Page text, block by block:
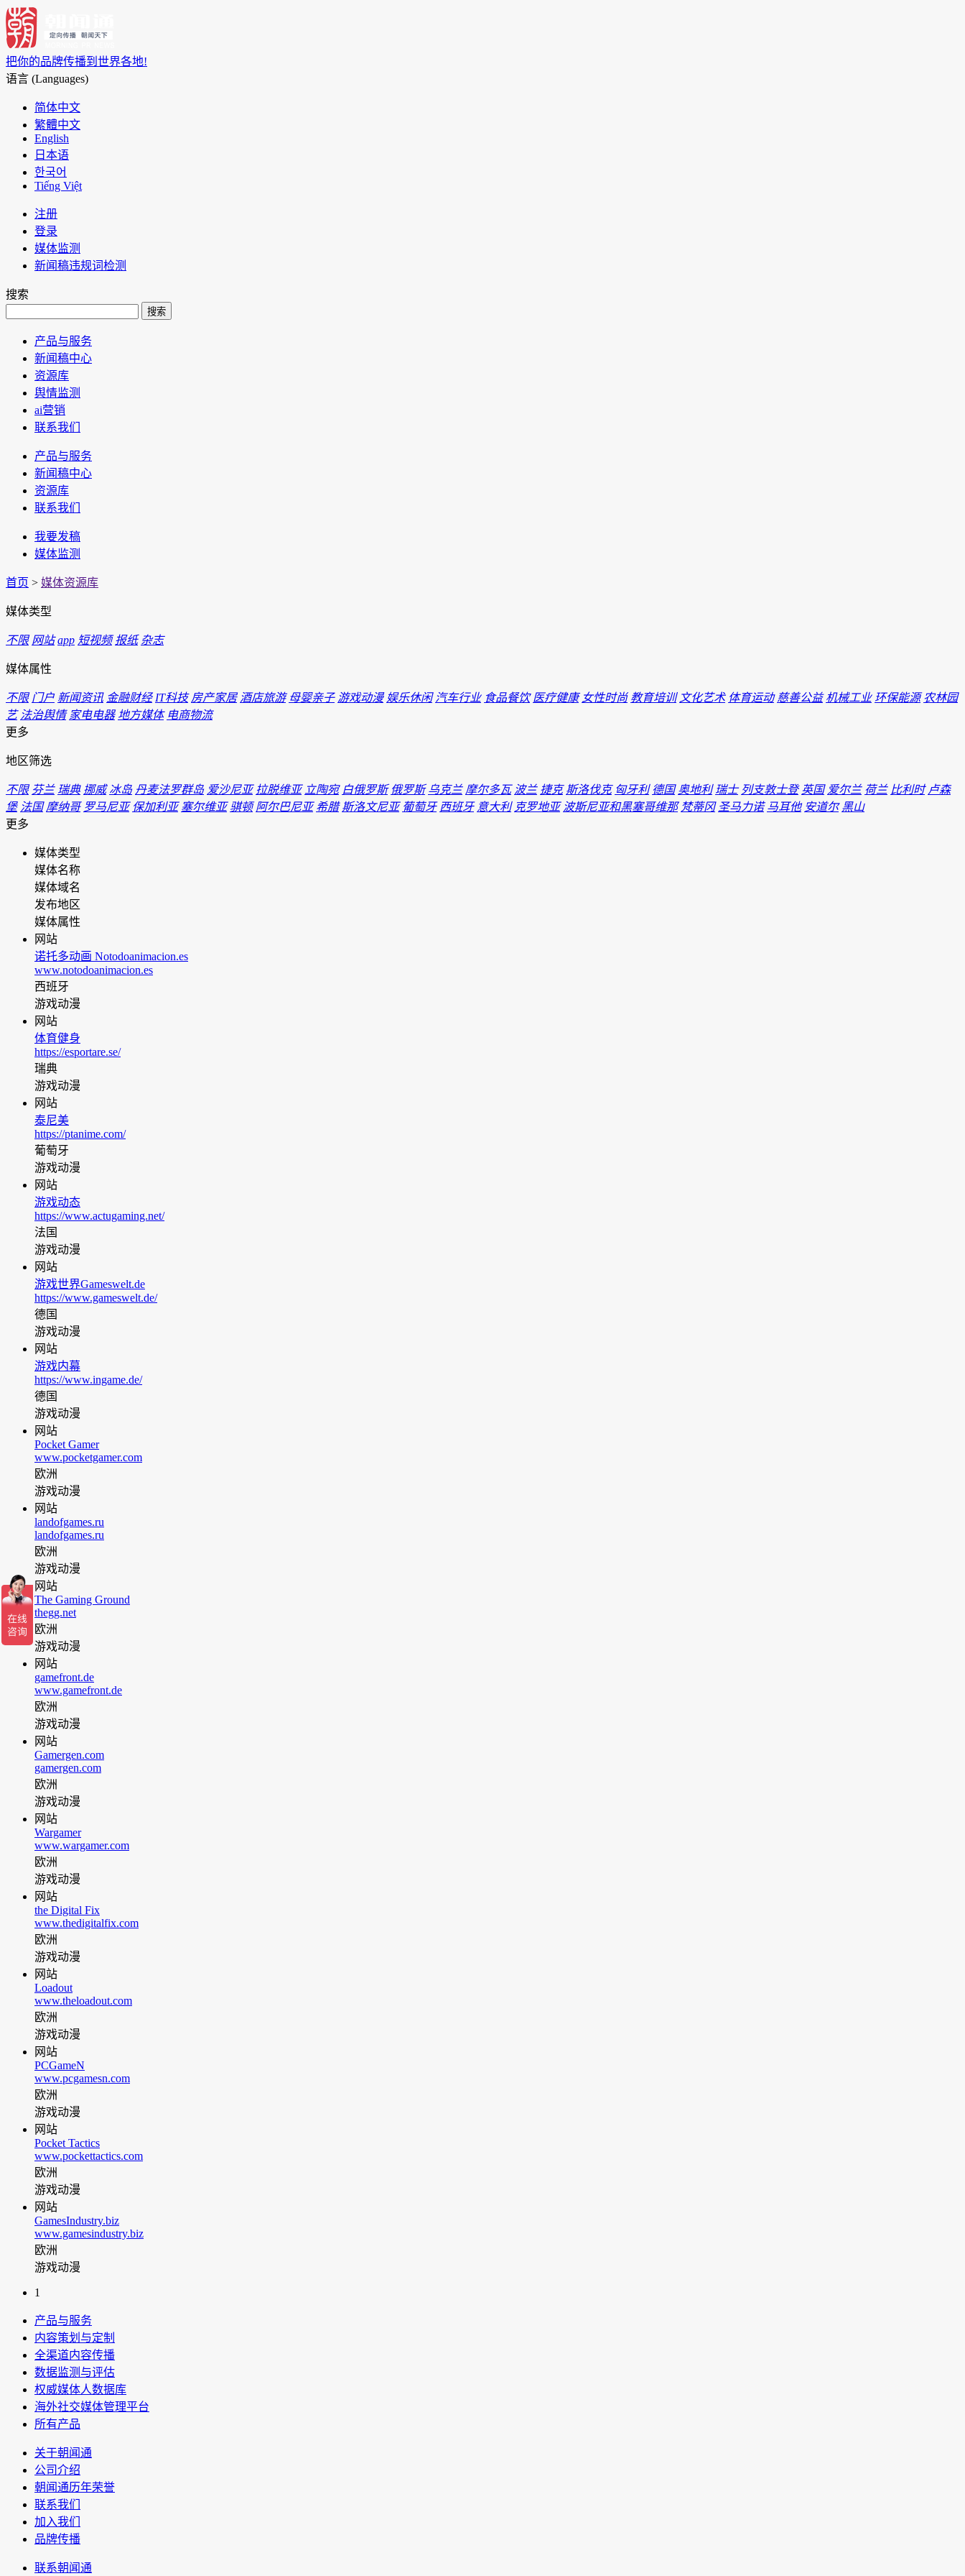
把你的品牌传播到世界各地!
语言 (Languages)
简体中文
繁體中文
English
日本语
한국어
Tiếng Việt
注册
登录
媒体监测
新闻稿违规词检测
搜索
搜索
产品与服务
新闻稿中心
资源库
舆情监测
ai营销
联系我们
产品与服务
新闻稿中心
资源库
联系我们
我要发稿
媒体监测
首页 > 媒体资源库
媒体类型
不限 网站 app 短视频 报纸 杂志
媒体属性
不限 门户 新闻资讯 金融财经 IT科技 房产家居 酒店旅游 母婴亲子 游戏动漫 娱乐休闲 汽车行业 食品餐饮 医疗健康 女性时尚 教育培训 文化艺术 体育运动 慈善公益 机械工业 环保能源 农林园
艺 法治舆情 家电电器 地方媒体 电商物流
更多
地区筛选
不限 芬兰 瑞典 挪威 冰岛 丹麦法罗群岛 爱沙尼亚 拉脱维亚 立陶宛 白俄罗斯 俄罗斯 乌克兰 摩尔多瓦 波兰 捷克 斯洛伐克 匈牙利 德国 奥地利 瑞士 列支敦士登 英国 爱尔兰 荷兰 比利时 卢森
堡 法国 摩纳哥 罗马尼亚 保加利亚 塞尔维亚 骐顿 阿尔巴尼亚 希腊 斯洛文尼亚 葡萄牙 西班牙 意大利 克罗地亚 波斯尼亚和黑塞哥维那 梵蒂冈 圣马力诺 马耳他 安道尔 黑山
更多
媒体类型
媒体名称
媒体域名
发布地区
媒体属性
网站
诺托多动画 Notodoanimacion.es
www.notodoanimacion.es
西班牙
游戏动漫
网站
体育健身
https://esportare.se/
瑞典
游戏动漫
网站
泰尼美
https://ptanime.com/
葡萄牙
游戏动漫
网站
游戏动态
https://www.actugaming.net/
法国
游戏动漫
网站
游戏世界Gameswelt.de
https://www.gameswelt.de/
德国
游戏动漫
网站
游戏内幕
https://www.ingame.de/
德国
游戏动漫
网站
Pocket Gamer
www.pocketgamer.com
欧洲
游戏动漫
网站
landofgames.ru
landofgames.ru
欧洲
游戏动漫
网站
The Gaming Ground
thegg.net
欧洲
游戏动漫
网站
gamefront.de
www.gamefront.de
欧洲
游戏动漫
网站
Gamergen.com
gamergen.com
欧洲
游戏动漫
网站
Wargamer
www.wargamer.com
欧洲
游戏动漫
网站
the Digital Fix
www.thedigitalfix.com
欧洲
游戏动漫
网站
Loadout
www.theloadout.com
欧洲
游戏动漫
网站
PCGameN
www.pcgamesn.com
欧洲
游戏动漫
网站
Pocket Tactics
www.pockettactics.com
欧洲
游戏动漫
网站
GamesIndustry.biz
www.gamesindustry.biz
欧洲
游戏动漫
1
产品与服务
内容策划与定制
全渠道内容传播
数据监测与评估
权威媒体人数据库
海外社交媒体管理平台
所有产品
关于朝闻通
公司介绍
朝闻通历年荣誉
联系我们
加入我们
品牌传播
联系朝闻通